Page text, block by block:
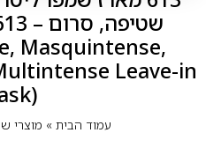
Masquintense,
Leave-in
עמוד הבית» מוצרי